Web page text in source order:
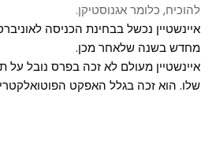
להוכיח, כלומר אגנוסטיקן.
איינשטיין נכשל בבחינת הכניסה
מחדש בשנה שלאחר מכן.
איינשטיין מעולם לא זכה בפרס נובל
שלו. הוא זכה בגלל האפקט